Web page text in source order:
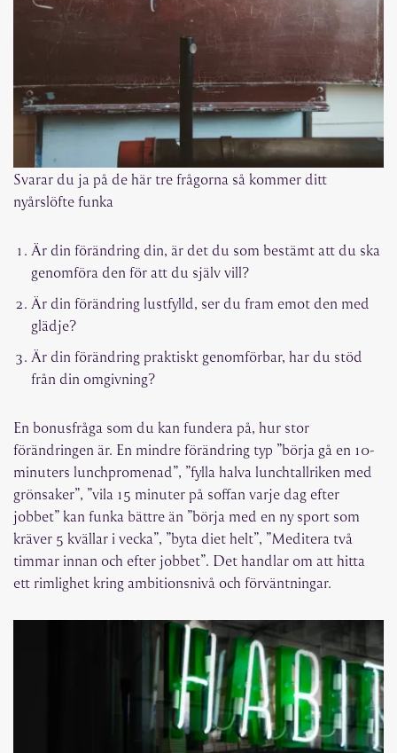
Svarar du ja på de här tre frågorna så kommer ditt
nyårslöfte funka
Är din förändring din, är det du som bestämt att du ska
genomföra den för att du själv vill?
Är din förändring lustfylld, ser du fram emot den med
glädje?
Är din förändring praktiskt genomförbar, har du stöd
från din omgivning?
En bonusfråga som du kan fundera på, hur stor
förändringen är. En mindre förändring typ ”börja gå en 10-
minuters lunchpromenad”, ”fylla halva lunchtallriken med
grönsaker”, ”vila 15 minuter på soffan varje dag efter
jobbet” kan funka bättre än ”börja med en ny sport som
kräver 5 kvällar i vecka”, ”byta diet helt”, ”Meditera två
timmar innan och efter jobbet”. Det handlar om att hitta
ett rimlighet kring ambitionsnivå och förväntningar.